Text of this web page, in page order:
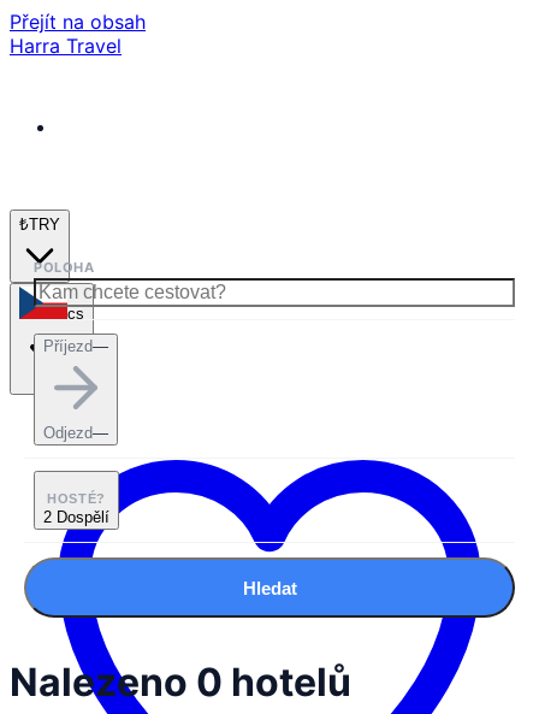
Přejít na obsah
Harra Travel
₺TRY
cs
POLOHA
Příjezd—
Odjezd—
HOSTÉ?
2 Dospělí
Hledat
Nalezeno 0 hotelů